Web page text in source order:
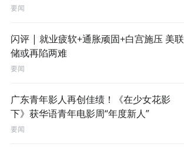
要闻
闪评 | 就业疲软+通胀顽固+白宫施压 美联
储或再陷两难
要闻
广东青年影人再创佳绩！《在少女花影
下》获华语青年电影周“年度新人”
要闻